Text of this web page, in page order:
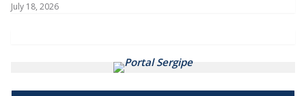
July 18, 2026